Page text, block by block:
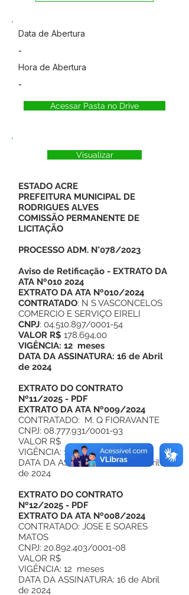
Data de Abertura
-
Hora de Abertura
-
Acessar Pasta no Drive
Visualizar
ESTADO ACRE
PREFEITURA MUNICIPAL DE
RODRIGUES ALVES
COMISSÃO PERMANENTE DE
LICITAÇÃO
PROCESSO ADM. N°078/2023
Aviso de Retificação - EXTRATO DA
ATA Nº010 2024
EXTRATO DA ATA Nº010/2024
CONTRATADO: N S VASCONCELOS
COMERCIO E SERVIÇO EIRELI
CNPJ: 04.510.897/0001-54
VALOR R$ 178.694,00
VIGÊNCIA: 12 meses
DATA DA ASSINATURA: 16 de Abril
de 2024
EXTRATO DO CONTRATO
Nº11/2025 - PDF
EXTRATO DA ATA Nº009/2024
CONTRATADO: M. Q FIORAVANTE
CNPJ: 08.777.931/0001-93
VALOR R$
VIGÊNCIA: 12 meses
DATA DA ASSINATURA: 16 de Abril
de 2024
EXTRATO DO CONTRATO
Nº12/2025 - PDF
EXTRATO DA ATA Nº008/2024
CONTRATADO: JOSE E SOARES
MATOS
CNPJ: 20.892.403/0001-08
VALOR R$
VIGÊNCIA: 12 meses
DATA DA ASSINATURA: 16 de Abril
de 2024